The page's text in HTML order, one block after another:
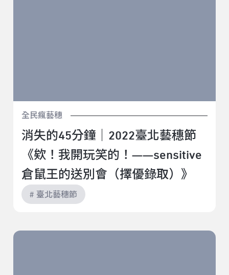
全民瘋藝穗
消失的45分鐘｜2022臺北藝穗節
《欸！我開玩笑的！——sensitive
倉鼠王的送別會（擇優錄取）》
# 臺北藝穗節
說是輕喜劇，哪裡輕了哈哈哈｜2022臺北藝穗節《我感